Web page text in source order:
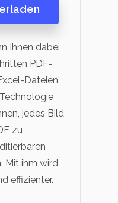
Ihnen dabei
PDF-
Dateien
jedes Bild
zu
Mit ihm wird
effizienter.